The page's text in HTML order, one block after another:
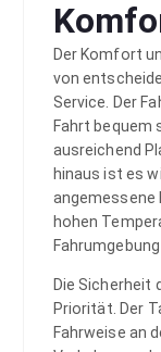
Der Komfort
von
Service. Der
Fahrt bequem
ausreichend
hinaus ist es
angemessene
hohen
Die Sicherheit
Priorität. Der
Fahrweise an